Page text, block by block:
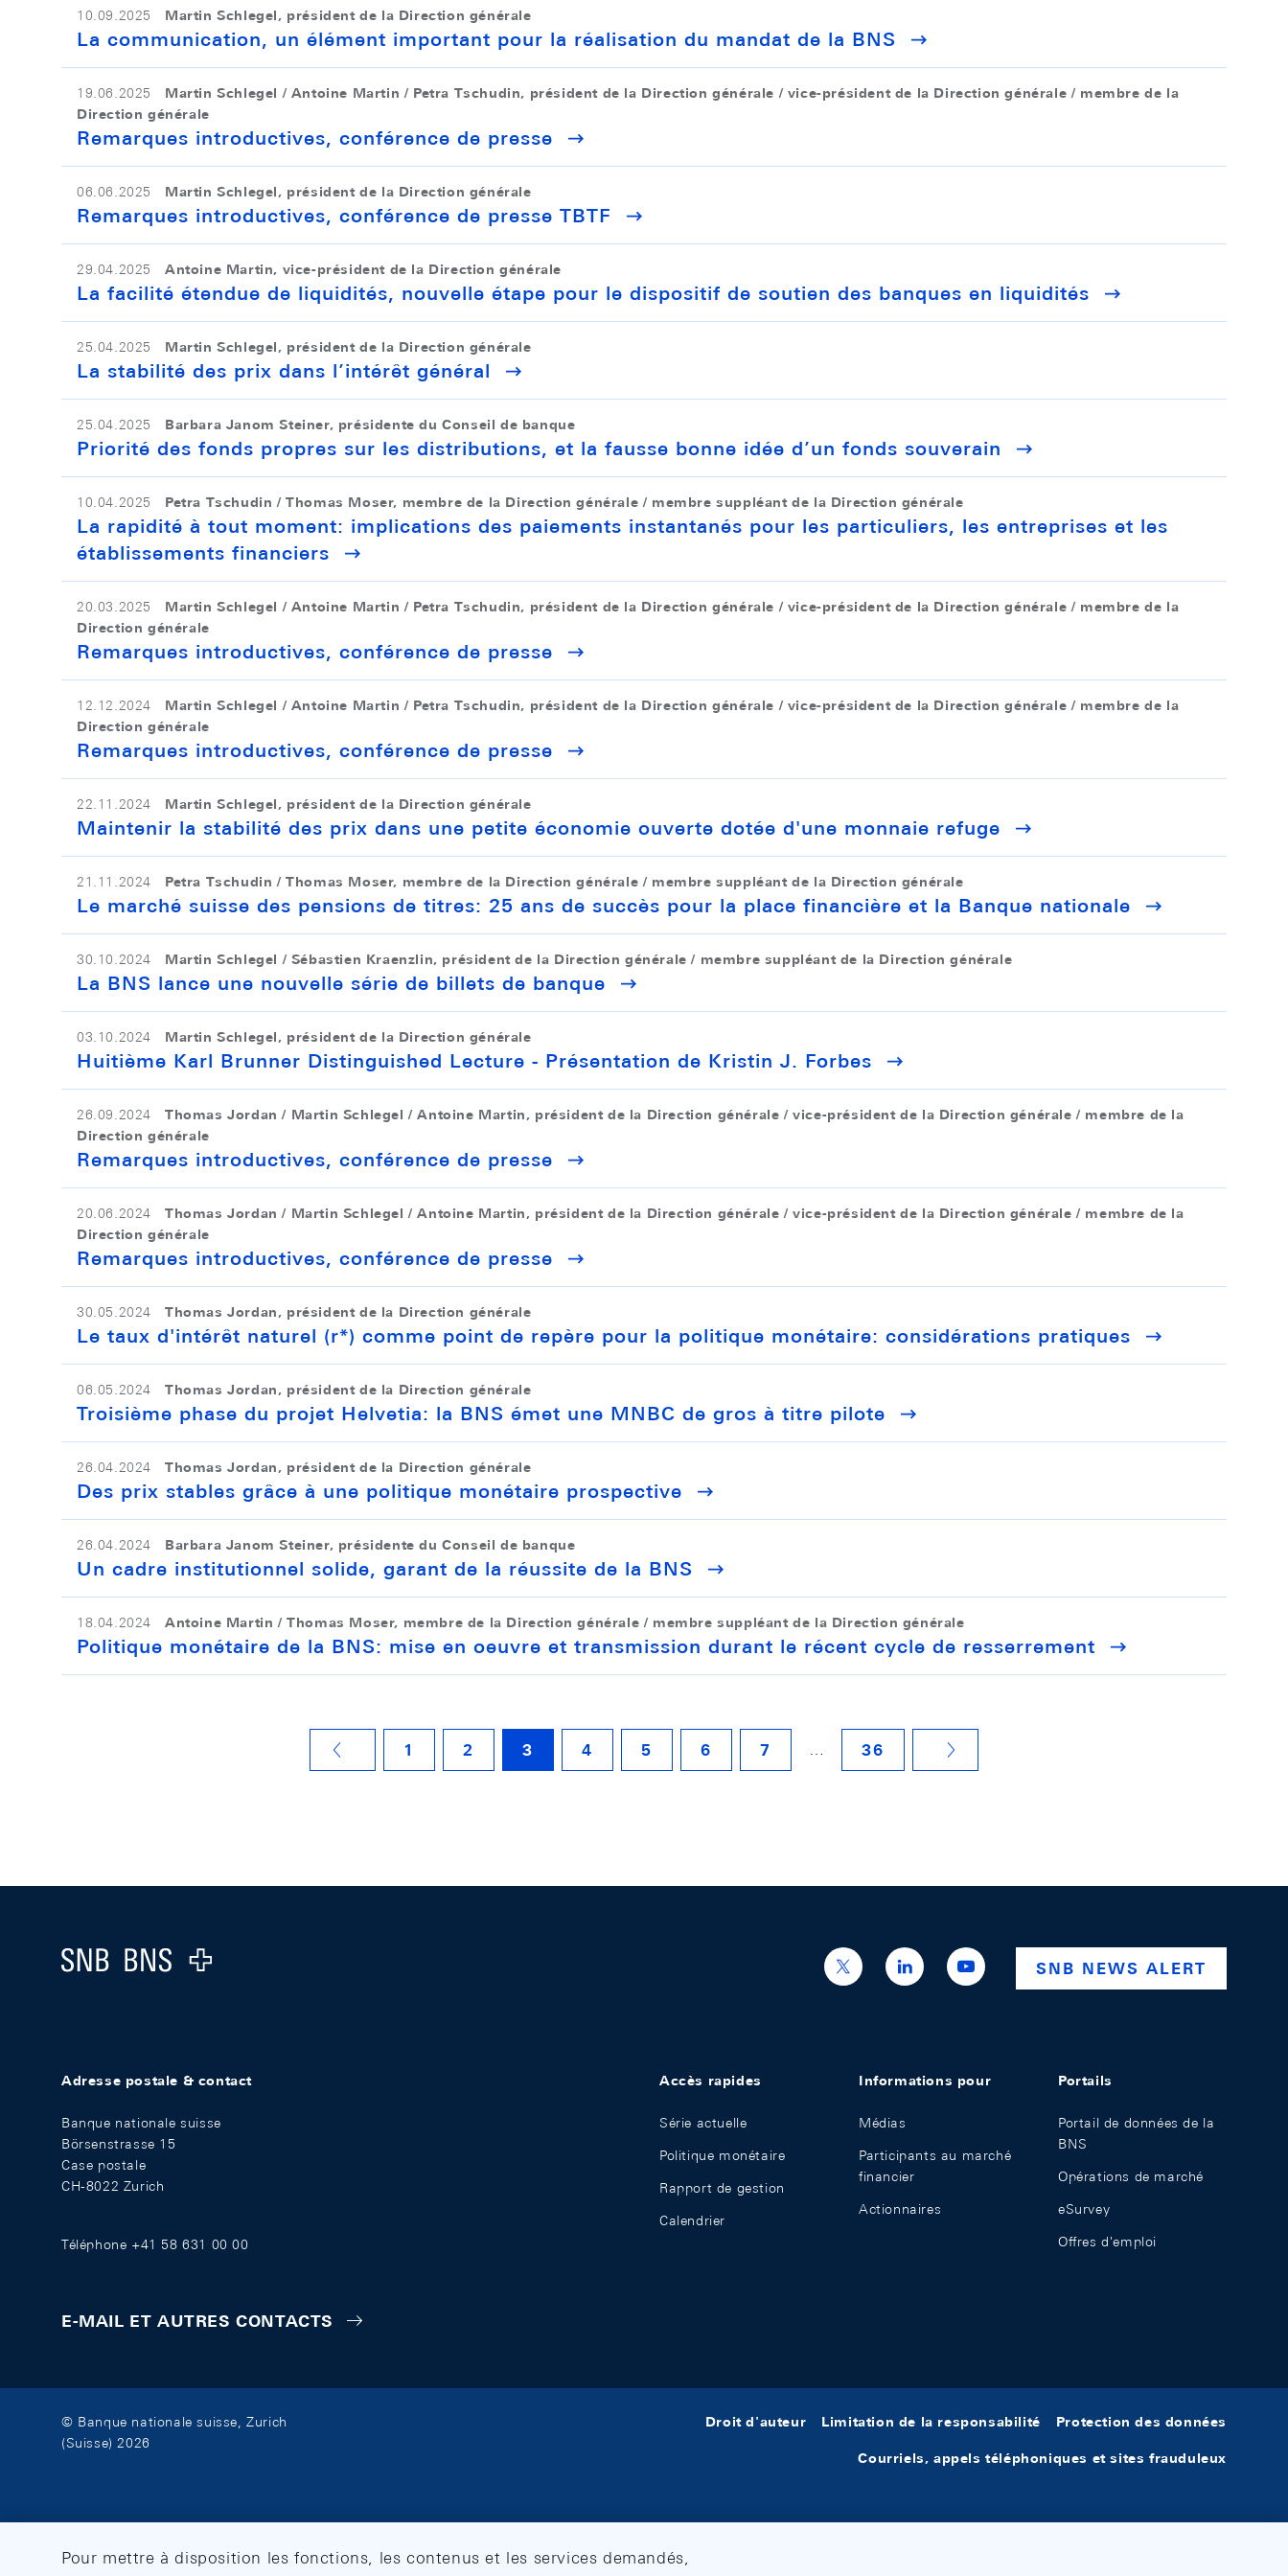
10.09.2025 Martin Schlegel, président de la Direction générale
La communication, un élément important pour la réalisation du mandat de la BNS
19.06.2025
Martin Schlegel / Antoine Martin / Petra Tschudin, président de la Direction générale / vice-président de la Direction générale / membre de la
Direction générale
Remarques introductives, conférence de presse
06.06.2025 Martin Schlegel, président de la Direction générale
Remarques introductives, conférence de presse TBTF
29.04.2025 Antoine Martin, vice-président de la Direction générale
La facilité étendue de liquidités, nouvelle étape pour le dispositif de soutien des banques en liquidités
25.04.2025 Martin Schlegel, président de la Direction générale
La stabilité des prix dans l’intérêt général
25.04.2025 Barbara Janom Steiner, présidente du Conseil de banque
Priorité des fonds propres sur les distributions, et la fausse bonne idée d’un fonds souverain
10.04.2025 Petra Tschudin / Thomas Moser, membre de la Direction générale / membre suppléant de la Direction générale
La rapidité à tout moment: implications des paiements instantanés pour les particuliers, les entreprises et les
établissements financiers
20.03.2025
Martin Schlegel / Antoine Martin / Petra Tschudin, président de la Direction générale / vice-président de la Direction générale / membre de la
Direction générale
Remarques introductives, conférence de presse
12.12.2024
Martin Schlegel / Antoine Martin / Petra Tschudin, président de la Direction générale / vice-président de la Direction générale / membre de la
Direction générale
Remarques introductives, conférence de presse
22.11.2024 Martin Schlegel, président de la Direction générale
Maintenir la stabilité des prix dans une petite économie ouverte dotée d'une monnaie refuge
21.11.2024 Petra Tschudin / Thomas Moser, membre de la Direction générale / membre suppléant de la Direction générale
Le marché suisse des pensions de titres: 25 ans de succès pour la place financière et la Banque nationale
30.10.2024 Martin Schlegel / Sébastien Kraenzlin, président de la Direction générale / membre suppléant de la Direction générale
La BNS lance une nouvelle série de billets de banque
03.10.2024 Martin Schlegel, président de la Direction générale
Huitième Karl Brunner Distinguished Lecture - Présentation de Kristin J. Forbes
26.09.2024
Thomas Jordan / Martin Schlegel / Antoine Martin, président de la Direction générale / vice-président de la Direction générale / membre de la
Direction générale
Remarques introductives, conférence de presse
20.06.2024
Thomas Jordan / Martin Schlegel / Antoine Martin, président de la Direction générale / vice-président de la Direction générale / membre de la
Direction générale
Remarques introductives, conférence de presse
30.05.2024 Thomas Jordan, président de la Direction générale
Le taux d'intérêt naturel (r*) comme point de repère pour la politique monétaire: considérations pratiques
06.05.2024 Thomas Jordan, président de la Direction générale
Troisième phase du projet Helvetia: la BNS émet une MNBC de gros à titre pilote
26.04.2024 Thomas Jordan, président de la Direction générale
Des prix stables grâce à une politique monétaire prospective
26.04.2024 Barbara Janom Steiner, présidente du Conseil de banque
Un cadre institutionnel solide, garant de la réussite de la BNS
18.04.2024 Antoine Martin / Thomas Moser, membre de la Direction générale / membre suppléant de la Direction générale
Politique monétaire de la BNS: mise en oeuvre et transmission durant le récent cycle de resserrement
1 2 3 4 5 6 7 … 36
Footer
Logo
https://x.com/snb_bns
https://ch.linkedin.com/company/swiss-
national-
https://www.youtube.com/
SNB NEWS ALERT
Adresse postale & contact
Banque nationale suisse
Börsenstrasse 15
Case postale
CH-8022 Zurich
Téléphone +41 58 631 00 00
E-MAIL ET AUTRES CONTACTS
Accès rapides
Série actuelle
Politique monétaire
Rapport de gestion
Calendrier
Informations pour
Médias
Participants au marché
financier
Actionnaires
Portails
Portail de données de la
BNS
Opérations de marché
eSurvey
Offres d'emploi
© Banque nationale suisse, Zurich
(Suisse) 2026
Droit d'auteur Limitation de la responsabilité Protection des données
Courriels, appels téléphoniques et sites frauduleux
Pour mettre à disposition les fonctions, les contenus et les services demandés,